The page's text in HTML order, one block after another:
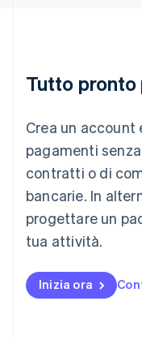
Tutto pronto
Crea un
pagamenti
contratti o di
bancarie. In
progettare un
tua attività.
Inizia ora
English
FrançaisDeutsch
English简体中文
Malta
English
Messico
Español English
Norvegia
Nuova Zelanda
English
Paesi Bassi